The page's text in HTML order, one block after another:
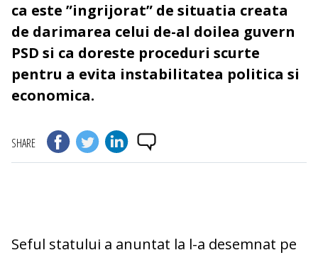
ca este ”ingrijorat” de situatia creata
de darimarea celui de-al doilea guvern
PSD si ca doreste proceduri scurte
pentru a evita instabilitatea politica si
economica.
SHARE
Seful statului a anuntat la l-a desemnat pe